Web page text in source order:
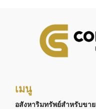
เมนู
อสังหาริมทรัพย์สำหรับขาย